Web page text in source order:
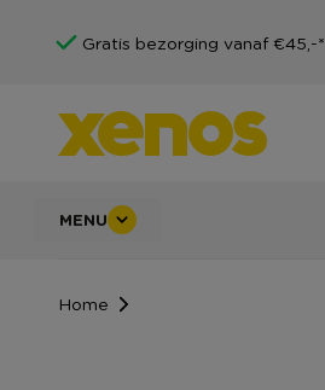
Gratis bezorging vanaf €45,-*
MENU
Home